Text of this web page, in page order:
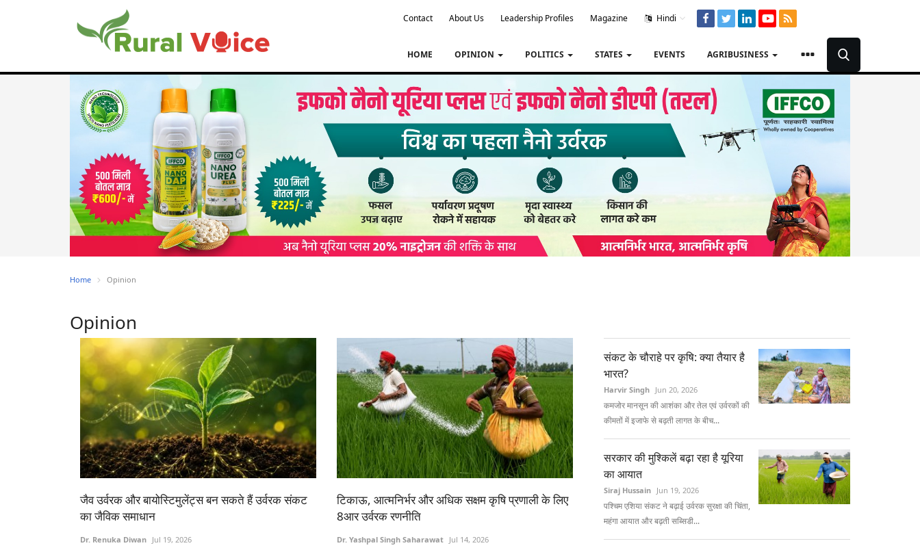
Contact About Us Leadership Profiles Magazine Hindi
HOME OPINION POLITICS STATES EVENTS AGRIBUSINESS
Home Opinion
Opinion
जैव उर्वरक और बायोस्टिमुलेंट्स बन सकते हैं उर्वरक संकट
का जैविक समाधान
Dr. Renuka Diwan Jul 19, 2026
टिकाऊ, आत्मनिर्भर और अधिक सक्षम कृषि प्रणाली के लिए
8आर उर्वरक रणनीति
Dr. Yashpal Singh Saharawat Jul 14, 2026
संकट के चौराहे पर कृषि: क्या तैयार है
भारत?
Harvir Singh Jun 20, 2026
कमजोर मानसून की आशंका और तेल एवं उर्वरकों की
कीमतों में इजाफे से बढ़ती लागत के बीच...
सरकार की मुश्किलें बढ़ा रहा है यूरिया
का आयात
Siraj Hussain Jun 19, 2026
पश्चिम एशिया संकट ने बढ़ाई उर्वरक सुरक्षा की चिंता,
महंगा आयात और बढ़ती सब्सिडी...